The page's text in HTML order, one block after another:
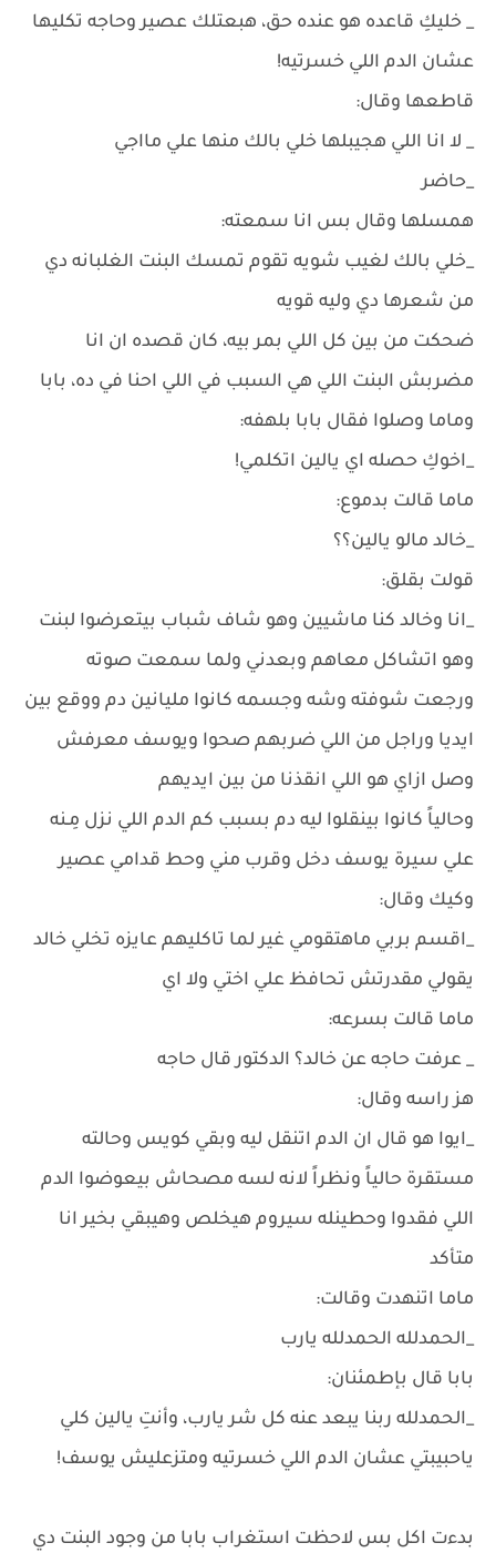
_ خليكِ قاعده هو عنده حق، هبعتلك عصير وحاجه تكليها
عشان الدم اللي خسرتيه!
قاطعها وقال:
_ لا انا اللي هجيبلها خلي بالك منها علي مااجي
_حاضر
همسلها وقال بس انا سمعته:
_خلي بالك لغيب شويه تقوم تمسك البنت الغلبانه دي
من شعرها دي وليه قويه
ضحكت من بين كل اللي بمر بيه، كان قصده ان انا
مضربش البنت اللي هي السبب في اللي احنا في ده، بابا
وماما وصلوا فقال بابا بلهفه:
_اخوكِ حصله اي يالين اتكلمي!
ماما قالت بدموع:
_خالد مالو يالين؟؟
قولت بقلق:
_انا وخالد كنا ماشيين وهو شاف شباب بيتعرضوا لبنت
وهو اتشاكل معاهم وبعدني ولما سمعت صوته
ورجعت شوفته وشه وجسمه كانوا مليانين دم ووقع بين
ايديا وراجل من اللي ضربهم صحوا ويوسف معرفش
وصل ازاي هو اللي انقذنا من بين ايديهم
وحالياً كانوا بينقلوا ليه دم بسبب كم الدم اللي نزل مِـنه
علي سيرة يوسف دخل وقرب مني وحط قدامي عصير
وكيك وقال:
_اقسم بربي ماهتقومي غير لما تاكليهم عايزه تخلي خالد
يقولي مقدرتش تحافظ علي اختي ولا اي
ماما قالت بسرعه:
_ عرفت حاجه عن خالد؟ الدكتور قال حاجه
هز راسه وقال:
_ايوا هو قال ان الدم اتنقل ليه وبقي كويس وحالته
مستقرة حالياً ونظراً لانه لسه مصحاش بيعوضوا الدم
اللي فقدوا وحطينله سيروم هيخلص وهيبقي بخير انا
متأكد
ماما اتنهدت وقالت:
_الحمدلله الحمدلله يارب
بابا قال بإطمئنان:
_الحمدلله ربنا يبعد عنه كل شر يارب، وأنتِ يالين كلي
ياحبيبتي عشان الدم اللي خسرتيه ومتزعليش يوسف!
بدءت اكل بس لاحظت استغراب بابا من وجود البنت دي